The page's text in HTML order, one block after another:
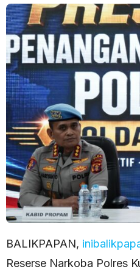
BALIKPAPAN,
Reserse Narkoba Polres